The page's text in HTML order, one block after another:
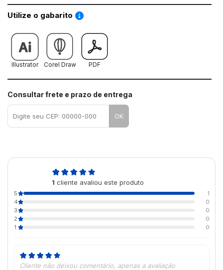
Utilize o gabarito Saiba como utilizar os nossos gabaritos
Illustrator Corel Draw PDF
Consultar frete e prazo de entrega
OK
1 cliente avaliou este produto
5
1
4
0
3
0
2
0
1
0
Cliente não deixou comentário, apenas a avaliação